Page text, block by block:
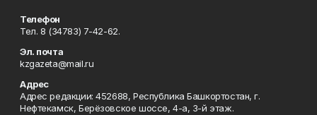
Телефон
Тел. 8 (34783) 7-42-62.
Эл. почта
kzgazeta@mail.ru
Адрес
Адрес редакции: 452688, Республика Башкортостан, г.
Нефтекамск, Берёзовское шоссе, 4-а, 3-й этаж.